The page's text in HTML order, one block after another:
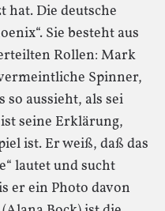
hat. Die deutsche
Sie besteht aus
Rollen: Mark
Spinner,
so aussieht, als sei
seine Erklärung,
ist. Er weiß, daß das
lautet und sucht
er ein Photo davon